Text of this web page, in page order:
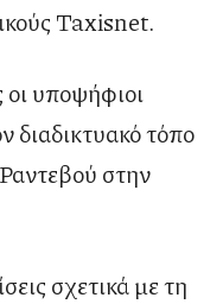
Taxisnet.
οι υποψήφιοι
διαδικτυακό τόπο
στην
σχετικά με τη